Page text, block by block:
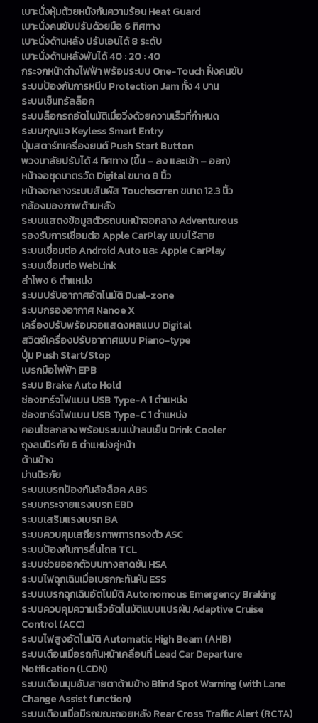
เบาะนั่งหุ้มด้วยหนังกันความร้อน Heat Guard
เบาะนั่งคนขับปรับด้วยมือ 6 ทิศทาง
เบาะนั่งด้านหลัง ปรับเอนได้ 8 ระดับ
เบาะนั่งด้านหลังพับได้ 40 : 20 : 40
กระจกหน้าต่างไฟฟ้า พร้อมระบบ One-Touch ฝั่งคนขับ
ระบบป้องกันการหนีบ Protection Jam ทั้ง 4 บาน
ระบบเซ็นทรัลล็อค
ระบบล็อกรถอัตโนมัติเมื่อวิ่งด้วยความเร็วที่กำหนด
ระบบกุญแจ Keyless Smart Entry
ปุ่มสตาร์ทเครื่องยนต์ Push Start Button
พวงมาลัยปรับได้ 4 ทิศทาง (ขึ้น – ลง และเข้า – ออก)
หน้าจอชุดมาตรวัด Digital ขนาด 8 นิ้ว
หน้าจอกลางระบบสัมผัส Touchscrren ขนาด 12.3 นิ้ว
กล้องมองภาพด้านหลัง
ระบบแสดงข้อมูลตัวรถบนหน้าจอกลาง Adventurous
รองรับการเชื่อมต่อ Apple CarPlay แบบไร้สาย
ระบบเชื่อมต่อ Android Auto และ Apple CarPlay
ระบบเชื่อมต่อ WebLink
ลำโพง 6 ตำแหน่ง
ระบบปรับอากาศอัตโนมัติ Dual-zone
ระบบกรองอากาศ Nanoe X
เครื่องปรับพร้อมจอแสดงผลแบบ Digital
สวิตซ์เครื่องปรับอากาศแบบ Piano-type
ปุ่ม Push Start/Stop
เบรกมือไฟฟ้า EPB
ระบบ Brake Auto Hold
ช่องชาร์จไฟแบบ USB Type-A 1 ตำแหน่ง
ช่องชาร์จไฟแบบ USB Type-C 1 ตำแหน่ง
คอนโซลกลาง พร้อมระบบเป่าลมเย็น Drink Cooler
ถุงลมนิรภัย 6 ตำแหน่งคู่หน้า
ด้านข้าง
ม่านนิรภัย
ระบบเบรกป้องกันล้อล็อค ABS
ระบบกระจายแรงเบรก EBD
ระบบเสริมแรงเบรก BA
ระบบควบคุมเสถียรภาพการทรงตัว ASC
ระบบป้องกันการลื่นไถล TCL
ระบบช่วยออกตัวบนทางลาดชัน HSA
ระบบไฟฉุกเฉินเมื่อเบรกกะทันหัน ESS
ระบบเบรกฉุกเฉินอัตโนมัติ Autonomous Emergency Braking
ระบบควบคุมความเร็วอัตโนมัติแบบแปรผัน Adaptive Cruise
Control (ACC)
ระบบไฟสูงอัตโนมัติ Automatic High Beam (AHB)
ระบบเตือนเมื่อรถคันหน้าเคลื่อนที่ Lead Car Departure
Notification (LCDN)
ระบบเตือนมุมอับสายตาด้านข้าง Blind Spot Warning (with Lane
Change Assist function)
ระบบเตือนเมื่อมีรถขณะถอยหลัง Rear Cross Traffic Alert (RCTA)